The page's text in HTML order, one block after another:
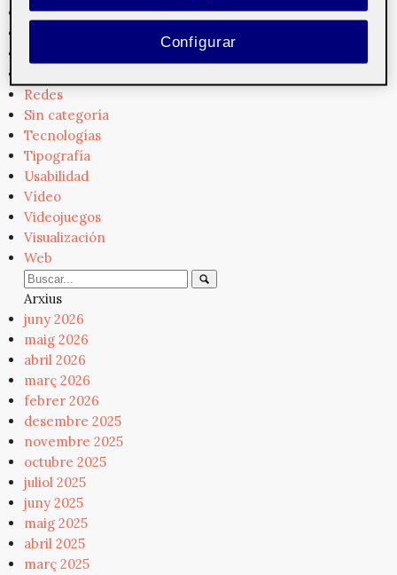
Noticias
Redes
Sin categoría
Tecnologías
Tipografía
Usabilidad
Vídeo
Videojuegos
Visualización
Web
Arxius
juny 2026
maig 2026
abril 2026
març 2026
febrer 2026
desembre 2025
novembre 2025
octubre 2025
juliol 2025
juny 2025
maig 2025
abril 2025
març 2025
Configurar